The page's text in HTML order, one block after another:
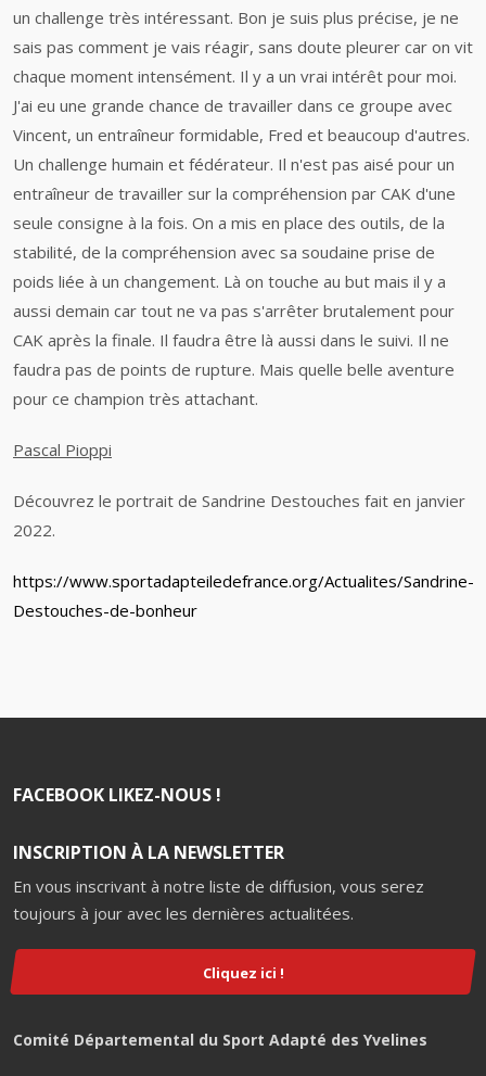
un challenge très intéressant. Bon je suis plus précise, je ne
sais pas comment je vais réagir, sans doute pleurer car on vit
chaque moment intensément. Il y a un vrai intérêt pour moi.
J'ai eu une grande chance de travailler dans ce groupe avec
Vincent, un entraîneur formidable, Fred et beaucoup d'autres.
Un challenge humain et fédérateur. Il n'est pas aisé pour un
entraîneur de travailler sur la compréhension par CAK d'une
seule consigne à la fois. On a mis en place des outils, de la
stabilité, de la compréhension avec sa soudaine prise de
poids liée à un changement. Là on touche au but mais il y a
aussi demain car tout ne va pas s'arrêter brutalement pour
CAK après la finale. Il faudra être là aussi dans le suivi. Il ne
faudra pas de points de rupture. Mais quelle belle aventure
pour ce champion très attachant.
Pascal Pioppi
Découvrez le portrait de Sandrine Destouches fait en janvier
2022.
https://www.sportadapteiledefrance.org/Actualites/Sandrine-
Destouches-de-bonheur
FACEBOOK LIKEZ-NOUS !
INSCRIPTION À LA NEWSLETTER
En vous inscrivant à notre liste de diffusion, vous serez
toujours à jour avec les dernières actualitées.
Cliquez ici !
Comité Départemental du Sport Adapté des Yvelines